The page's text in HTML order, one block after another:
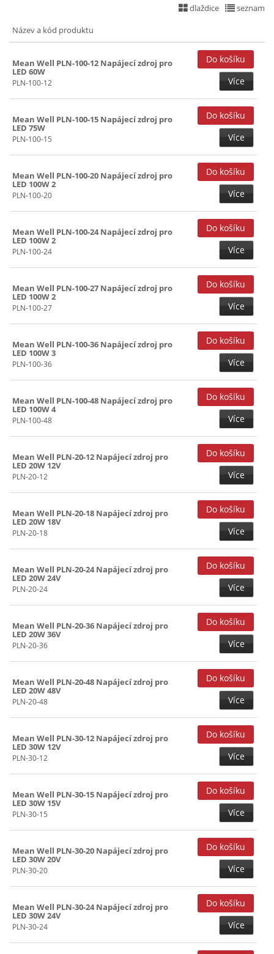
dlaždice seznam
Název a kód produktu
Mean Well PLN-100-12 Napájecí zdroj pro
LED 60W
PLN-100-12 Více
Mean Well PLN-100-15 Napájecí zdroj pro
LED 75W
PLN-100-15 Více
Mean Well PLN-100-20 Napájecí zdroj pro
LED 100W 2
PLN-100-20 Více
Mean Well PLN-100-24 Napájecí zdroj pro
LED 100W 2
PLN-100-24 Více
Mean Well PLN-100-27 Napájecí zdroj pro
LED 100W 2
PLN-100-27 Více
Mean Well PLN-100-36 Napájecí zdroj pro
LED 100W 3
PLN-100-36 Více
Mean Well PLN-100-48 Napájecí zdroj pro
LED 100W 4
PLN-100-48 Více
Mean Well PLN-20-12 Napájecí zdroj pro
LED 20W 12V
PLN-20-12 Více
Mean Well PLN-20-18 Napájecí zdroj pro
LED 20W 18V
PLN-20-18 Více
Mean Well PLN-20-24 Napájecí zdroj pro
LED 20W 24V
PLN-20-24 Více
Mean Well PLN-20-36 Napájecí zdroj pro
LED 20W 36V
PLN-20-36 Více
Mean Well PLN-20-48 Napájecí zdroj pro
LED 20W 48V
PLN-20-48 Více
Mean Well PLN-30-12 Napájecí zdroj pro
LED 30W 12V
PLN-30-12 Více
Mean Well PLN-30-15 Napájecí zdroj pro
LED 30W 15V
PLN-30-15 Více
Mean Well PLN-30-20 Napájecí zdroj pro
LED 30W 20V
PLN-30-20 Více
Mean Well PLN-30-24 Napájecí zdroj pro
LED 30W 24V
PLN-30-24 Více